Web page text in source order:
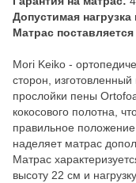
Допустимая
Матрас
Mori Keiko -
сторон,
прослойки пены
кокосового полотна,
правильное
наделяет матрас
Матрас
высоту 22 см и